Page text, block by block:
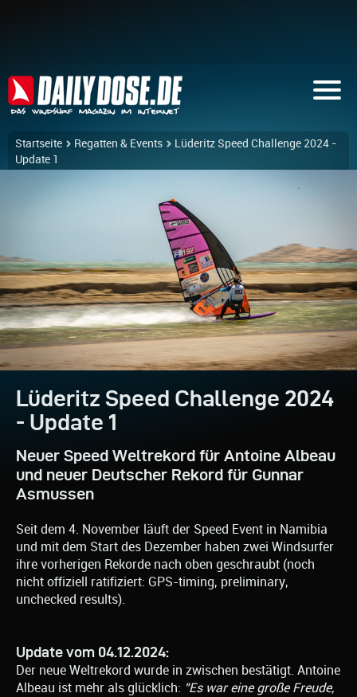
Startseite Regatten & Events
Lüderitz Speed Challenge 2024 -
Update 1
Lüderitz Speed Challenge 2024
- Update 1
Neuer Speed Weltrekord für Antoine Albeau
und neuer Deutscher Rekord für Gunnar
Asmussen
Seit dem 4. November läuft der Speed Event in Namibia
und mit dem Start des Dezember haben zwei Windsurfer
ihre vorherigen Rekorde nach oben geschraubt (noch
nicht offiziell ratifiziert: GPS-timing, preliminary,
unchecked results).
Update vom 04.12.2024:
Der neue Weltrekord wurde in zwischen bestätigt. Antoine
Albeau ist mehr als glücklich: "Es war eine große Freude,